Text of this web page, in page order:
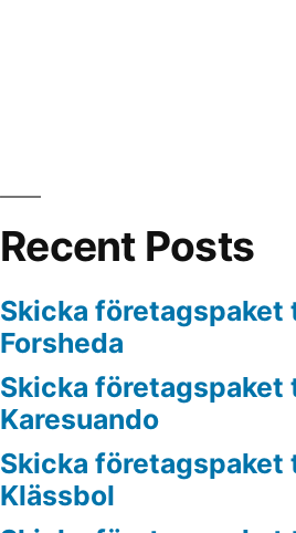
Recent Posts
Skicka företagspaket
Forsheda
Skicka företagspaket
Karesuando
Skicka företagspaket
Klässbol